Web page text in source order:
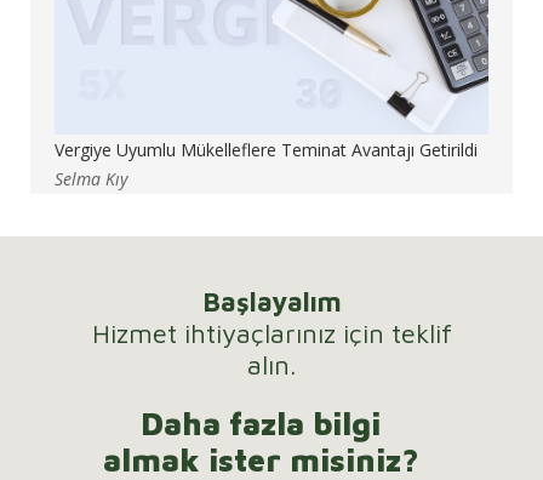
Vergiye Uyumlu Mükelleflere Teminat Avantajı Getirildi
Selma Kıy
Başlayalım
Hizmet ihtiyaçlarınız için teklif
alın.
Daha fazla bilgi
almak ister misiniz?